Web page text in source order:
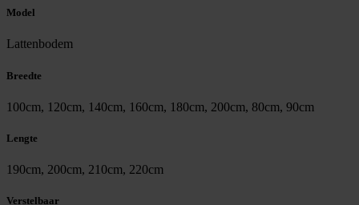
Model
Lattenbodem
Breedte
100cm, 120cm, 140cm, 160cm, 180cm, 200cm, 80cm, 90cm
Lengte
190cm, 200cm, 210cm, 220cm
Verstelbaar